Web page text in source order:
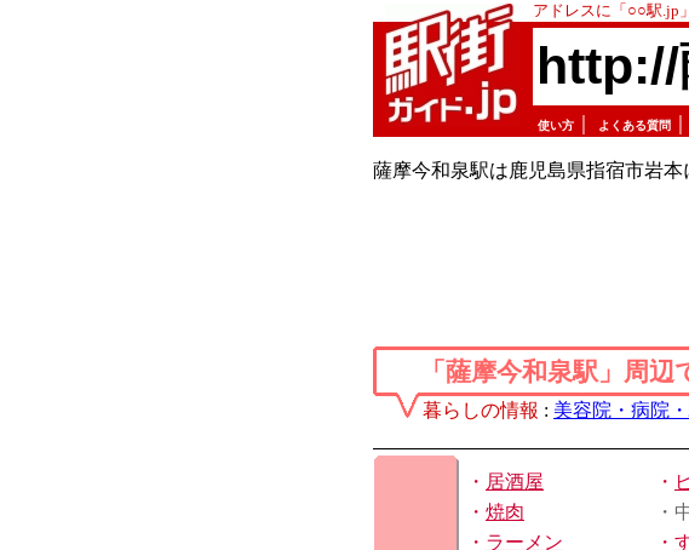
アドレスに「○○駅.jp
http://
使い方 よくある質問
薩摩今和泉駅は鹿児島県指宿市岩本
「薩摩今和泉駅」周辺
暮らしの情報 : 美容院・病院
・ 居酒屋 ・
・ 焼肉
・
・ ラーメン ・